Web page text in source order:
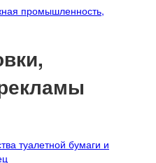
промышленность,
туалетной бумаги и